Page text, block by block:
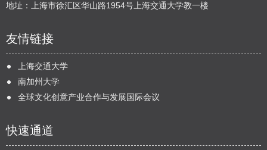
地址：上海市徐汇区华山路1954号上海交通大学教一楼
友情链接
上海交通大学
南加州大学
全球文化创意产业合作与发展国际会议
快速通道